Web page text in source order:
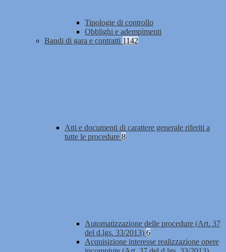
Tipologie di controllo
Obblighi e adempimenti
Bandi di gara e contratti 1142
Atti e documenti di carattere generale riferiti a
tutte le procedure 8
Automatizzazione delle procedure (Art. 37
del d.lgs. 33/2013) 6
Acquisizione interesse realizzazione opere